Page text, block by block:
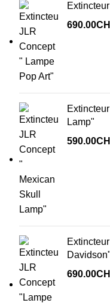
690.00
Lamp"
590.00
Davidson"
690.00